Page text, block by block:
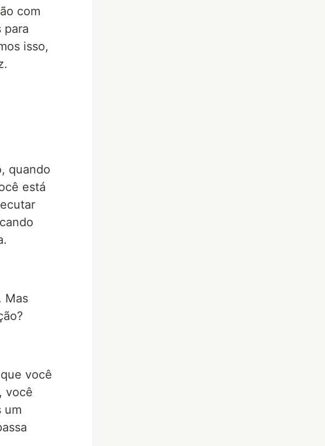
com
para
isso,
quando
está
Mas
você
você
um